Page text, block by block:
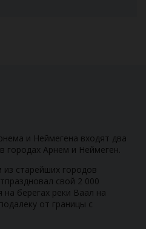
и Неймегена входят два
городах Арнем и Неймеген.
старейших городов
свой 2 000
берегах реки Ваал на
от границы с